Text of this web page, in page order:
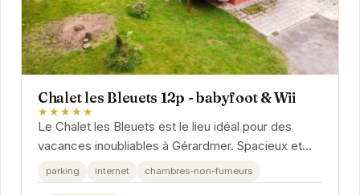
Chalet les Bleuets 12p - babyfoot & Wii
★★★★★
Le Chalet les Bleuets est le lieu idéal pour des
vacances inoubliables à Gérardmer. Spacieux et
confortable, il peut accueillir jusqu'à 12...
parking internet chambres-non-fumeurs